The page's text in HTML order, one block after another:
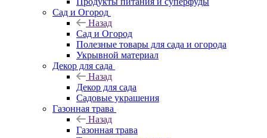
Сад и Огород
Назад
Сад и Огород
Полезные товары для сада и огорода
Укрывной материал
Декор для сада
Назад
Декор для сада
Садовые украшения
Газонная трава
Назад
Газонная трава